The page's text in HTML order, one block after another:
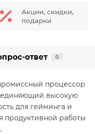
Акции, скидки,
подарки
ответ 0
процессор
высокую
для гейминга и
продуктивной работы